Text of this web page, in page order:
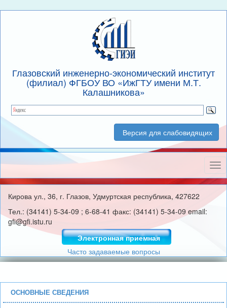
Глазовский инженерно-экономический институт
(филиал) ФГБОУ ВО «ИжГТУ имени М.Т.
Калашникова»
Версия для слабовидящих
Кирова ул., 36, г. Глазов, Удмуртская республика, 427622
Тел.: (34141) 5-34-09 ; 6-68-41 факс: (34141) 5-34-09 email:
gfi@gfi.istu.ru
Электронная приемная
Часто задаваемые вопросы
ОСНОВНЫЕ СВЕДЕНИЯ